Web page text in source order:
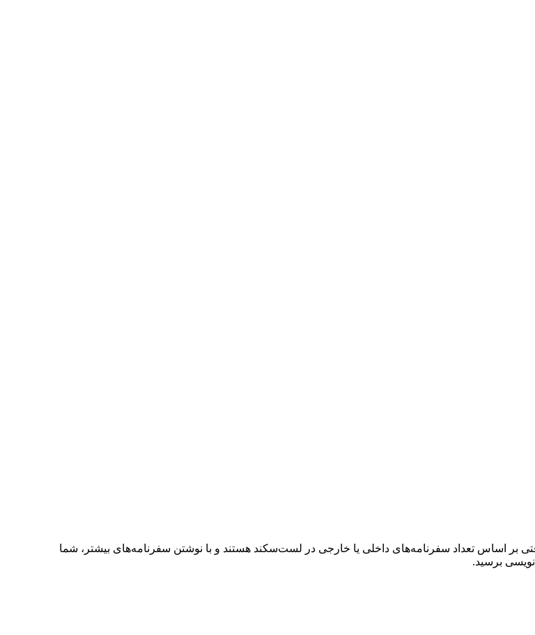
بر اساس تعداد سفرنامه‌های داخلی یا خارجی در لست‌سکند هستند و با نوشتن سفرنامه‌های بیشتر، شما
برسید.